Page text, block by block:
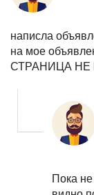
написла
на мое
СТРАНИЦА НЕ
Пока